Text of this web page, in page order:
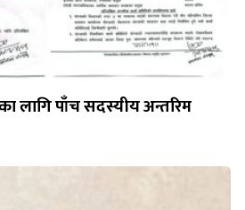
लागि पाँच सदस्यीय अन्तरिम